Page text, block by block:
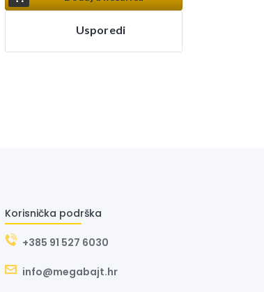
Usporedi
Korisnička podrška
+385 91 527 6030
info@megabajt.hr